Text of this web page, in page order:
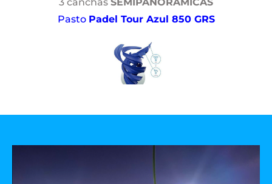
Pasto Padel Tour Azul 850 GRS